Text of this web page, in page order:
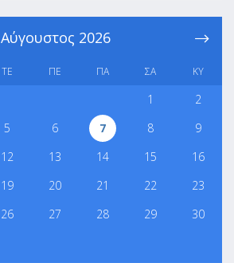
Αύγουστος 2026
ΤΕ ΠΕ ΠΑ ΣΑ ΚΥ
1
2
5 6 7 8
9
12 13 14 15
16
19 20 21 22
23
26 27 28 29
30